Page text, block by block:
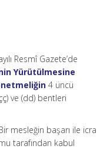
Resmî Gazete’de
Yürütülmesine
4 üncü
ve (dd) bentleri
mesleğin başarı ile icra
tarafından kabul